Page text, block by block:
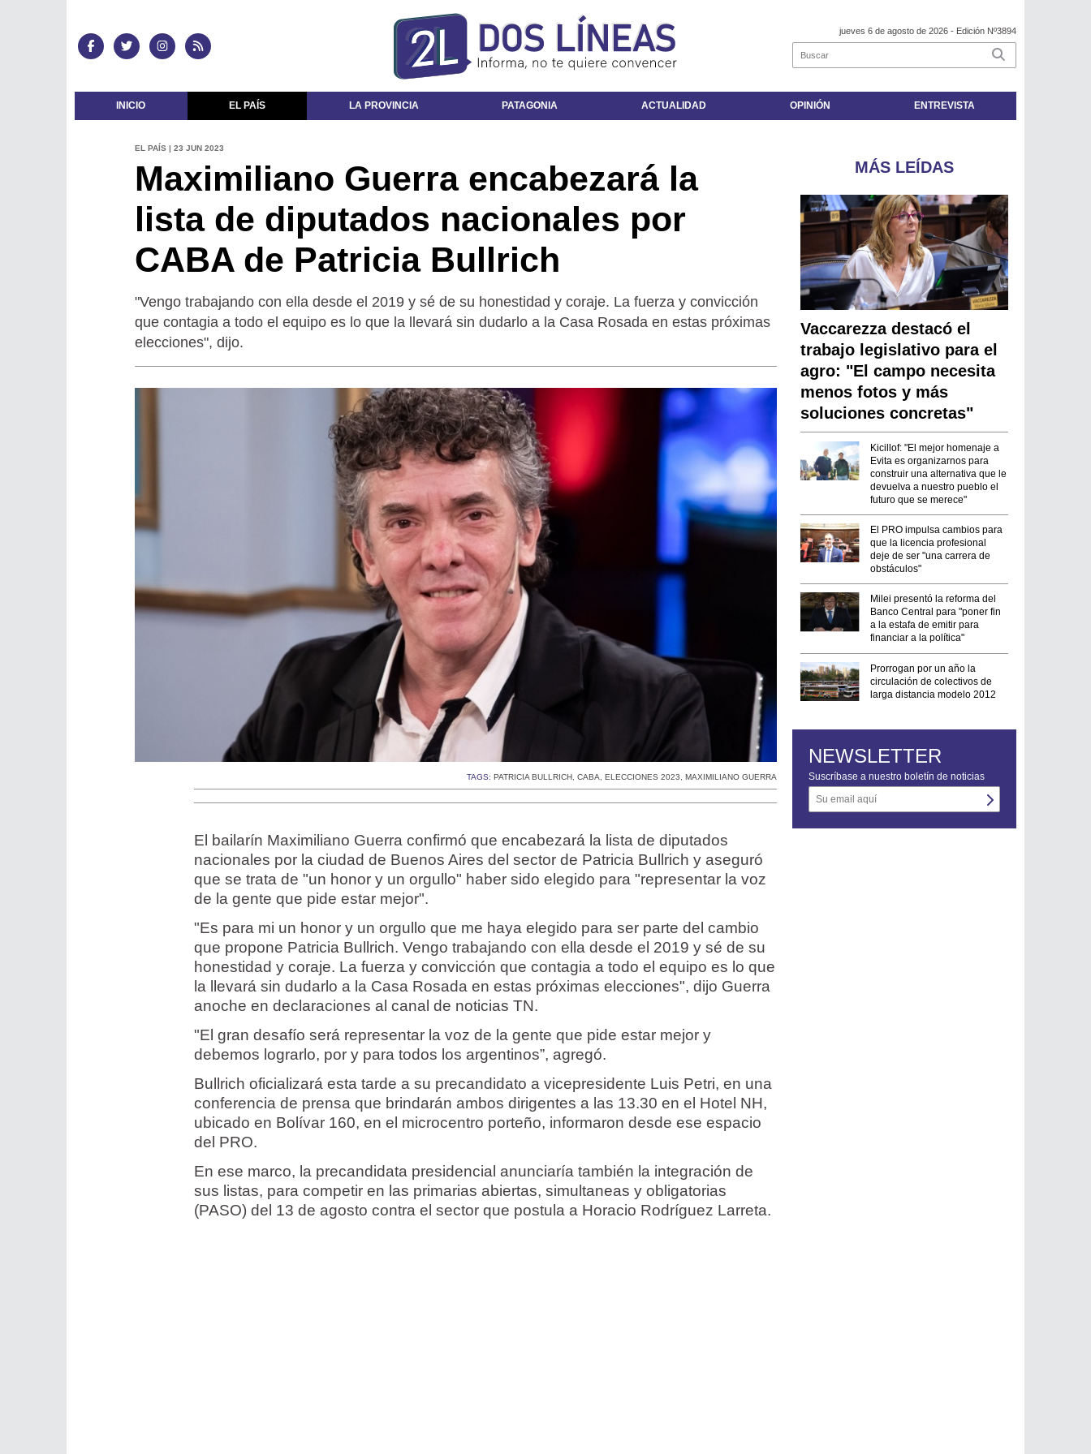
jueves 6 de agosto de 2026 - Edición Nº3894
INICIO EL PAÍS LA PROVINCIA PATAGONIA ACTUALIDAD OPINIÓN ENTREVISTA
EL PAÍS | 23 JUN 2023
Maximiliano Guerra encabezará la
lista de diputados nacionales por
CABA de Patricia Bullrich
"Vengo trabajando con ella desde el 2019 y sé de su honestidad y coraje. La fuerza y convicción
que contagia a todo el equipo es lo que la llevará sin dudarlo a la Casa Rosada en estas próximas
elecciones", dijo.
TAGS:PATRICIA BULLRICH ,CABA ,ELECCIONES 2023 ,MAXIMILIANO GUERRA
El bailarín Maximiliano Guerra confirmó que encabezará la lista de diputados
nacionales por la ciudad de Buenos Aires del sector de Patricia Bullrich y aseguró
que se trata de "un honor y un orgullo" haber sido elegido para "representar la voz
de la gente que pide estar mejor".
"Es para mi un honor y un orgullo que me haya elegido para ser parte del cambio
que propone Patricia Bullrich. Vengo trabajando con ella desde el 2019 y sé de su
honestidad y coraje. La fuerza y convicción que contagia a todo el equipo es lo que
la llevará sin dudarlo a la Casa Rosada en estas próximas elecciones", dijo Guerra
anoche en declaraciones al canal de noticias TN.
"El gran desafío será representar la voz de la gente que pide estar mejor y
debemos lograrlo, por y para todos los argentinos”, agregó.
Bullrich oficializará esta tarde a su precandidato a vicepresidente Luis Petri, en una
conferencia de prensa que brindarán ambos dirigentes a las 13.30 en el Hotel NH,
ubicado en Bolívar 160, en el microcentro porteño, informaron desde ese espacio
del PRO.
En ese marco, la precandidata presidencial anunciaría también la integración de
sus listas, para competir en las primarias abiertas, simultaneas y obligatorias
(PASO) del 13 de agosto contra el sector que postula a Horacio Rodríguez Larreta.
MÁS LEÍDAS
Vaccarezza destacó el
trabajo legislativo para el
agro: "El campo necesita
menos fotos y más
soluciones concretas"
Kicillof: "El mejor homenaje a
Evita es organizarnos para
construir una alternativa que le
devuelva a nuestro pueblo el
futuro que se merece"
El PRO impulsa cambios para
que la licencia profesional
deje de ser "una carrera de
obstáculos"
Milei presentó la reforma del
Banco Central para "poner fin
a la estafa de emitir para
financiar a la política"
Prorrogan por un año la
circulación de colectivos de
larga distancia modelo 2012
NEWSLETTER
Suscríbase a nuestro boletín de noticias